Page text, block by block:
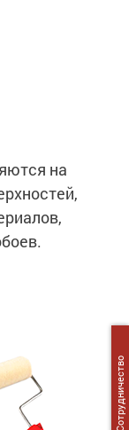
на
Сотрудничество